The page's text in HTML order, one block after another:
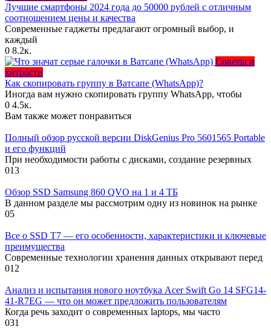
Лучшие смартфоны 2024 года до 50000 рублей с отличным
соотношением цены и качества
Современные гаджеты предлагают огромный выбор, и
каждый
0 8.2к.
Советы и
хитрости
Как скопировать группу в Ватсапе (WhatsApp)?
Иногда вам нужно скопировать группу WhatsApp, чтобы
0 4.5к.
Вам также может понравиться
Полный обзор русской версии DiskGenius Pro 5601565 Portable
и его функций
При необходимости работы с дисками, создание резервных
013
Обзор SSD Samsung 860 QVO на 1 и 4 ТБ
В данном разделе мы рассмотрим одну из новинок на рынке
05
Все о SSD T7 — его особенности, характеристики и ключевые
преимущества
Современные технологии хранения данных открывают перед
012
Анализ и испытания нового ноутбука Acer Swift Go 14 SFG14-
41-R7EG — что он может предложить пользователям
Когда речь заходит о современных laptops, мы часто
031